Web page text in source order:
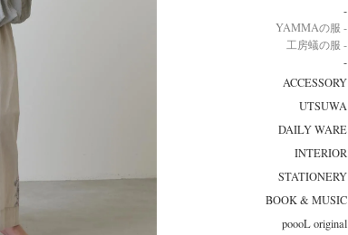
-
YAMMAの服 -
工房蟻の服 -
-
ACCESSORY
UTSUWA
DAILY WARE
INTERIOR
STATIONERY
BOOK & MUSIC
poooL original